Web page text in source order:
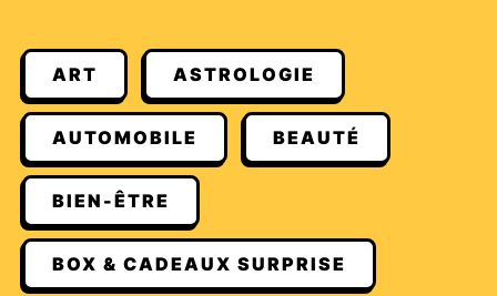
ART ASTROLOGIE
AUTOMOBILE BEAUTÉ
BIEN-ÊTRE
BOX & CADEAUX SURPRISE